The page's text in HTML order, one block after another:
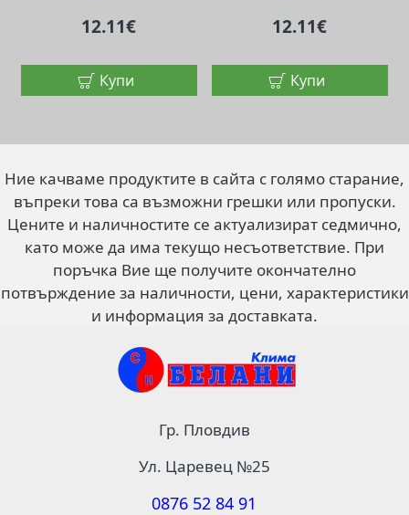
12.11€
Купи
12.11€
Купи
Ние качваме продуктите в сайта с голямо старание,
въпреки това са възможни грешки или пропуски.
Цените и наличностите се актуализират седмично,
като може да има текущо несъответствие. При
поръчка Вие ще получите окончателно
потвърждение за наличности, цени, характеристики
и информация за доставката.
Гр. Пловдив
Ул. Царевец №25
0876 52 84 91